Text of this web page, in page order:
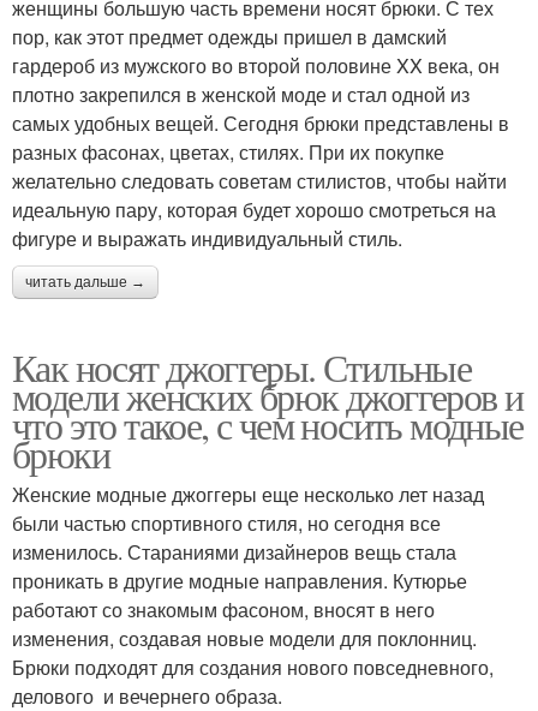
женщины большую часть времени носят брюки. С тех
пор, как этот предмет одежды пришел в дамский
гардероб из мужского во второй половине XX века, он
плотно закрепился в женской моде и стал одной из
самых удобных вещей. Сегодня брюки представлены в
разных фасонах, цветах, стилях. При их покупке
желательно следовать советам стилистов, чтобы найти
идеальную пару, которая будет хорошо смотреться на
фигуре и выражать индивидуальный стиль.
читать дальше →
Как носят джоггеры. Стильные
модели женских брюк джоггеров и
что это такое, с чем носить модные
брюки
Женские модные джоггеры еще несколько лет назад
были частью спортивного стиля, но сегодня все
изменилось. Стараниями дизайнеров вещь стала
проникать в другие модные направления. Кутюрье
работают со знакомым фасоном, вносят в него
изменения, создавая новые модели для поклонниц.
Брюки подходят для создания нового повседневного,
делового и вечернего образа.